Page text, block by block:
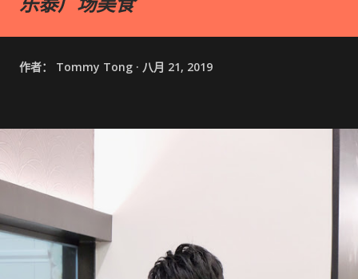
作者： Tommy Tong 八月 21, 2019